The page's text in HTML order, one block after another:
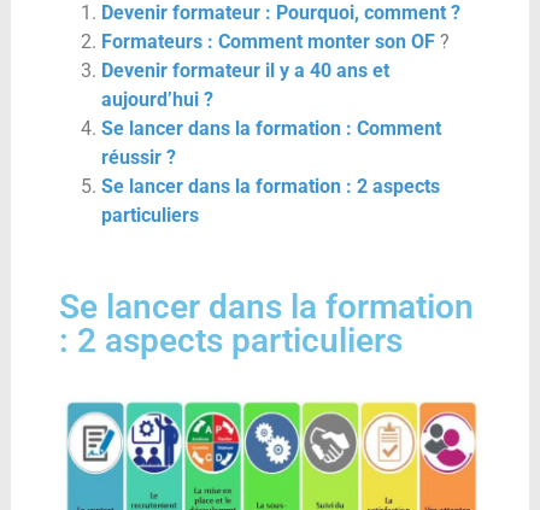
Devenir formateur : Pourquoi, comment ?
Formateurs : Comment monter son OF?
Devenir formateur il y a 40 ans et
aujourd’hui ?
Se lancer dans la formation : Comment
réussir ?
Se lancer dans la formation : 2 aspects
particuliers
Se lancer dans la formation
: 2 aspects particuliers